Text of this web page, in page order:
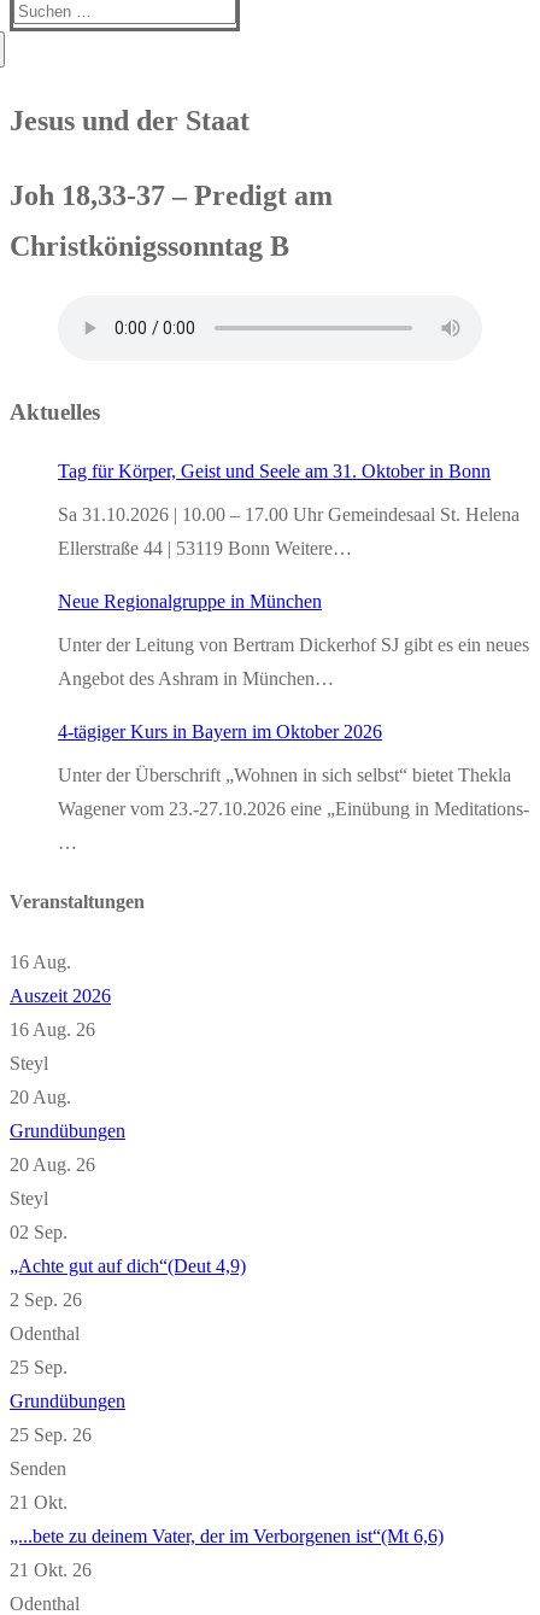
Suchen
Jesus und der Staat
Joh 18,33-37 – Predigt am
Christkönigssonntag B
Aktuelles
Tag für Körper, Geist und Seele am 31. Oktober in Bonn
Sa 31.10.2026 | 10.00 – 17.00 Uhr Gemeindesaal St. Helena
Ellerstraße 44 | 53119 Bonn Weitere…
Neue Regionalgruppe in München
Unter der Leitung von Bertram Dickerhof SJ gibt es ein neues
Angebot des Ashram in München…
4-tägiger Kurs in Bayern im Oktober 2026
Unter der Überschrift „Wohnen in sich selbst“ bietet Thekla
Wagener vom 23.-27.10.2026 eine „Einübung in Meditations-
…
Veranstaltungen
16 Aug.
Auszeit 2026
16 Aug. 26
Steyl
20 Aug.
Grundübungen
20 Aug. 26
Steyl
02 Sep.
„Achte gut auf dich“(Deut 4,9)
2 Sep. 26
Odenthal
25 Sep.
Grundübungen
25 Sep. 26
Senden
21 Okt.
„...bete zu deinem Vater, der im Verborgenen ist“(Mt 6,6)
21 Okt. 26
Odenthal